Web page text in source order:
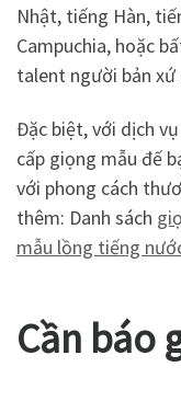
Nhật, tiếng Hàn,
Campuchia, hoặc
talent người bản xứ
Đặc biệt, với dịch
cấp giọng mẫu đế
với phong cách
thêm: Danh sách
mẫu lồng tiếng
Cần báo